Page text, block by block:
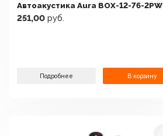
Автоакустика Aura BOX-12-76-2PW
251,00 руб.
Подробнее В корзину